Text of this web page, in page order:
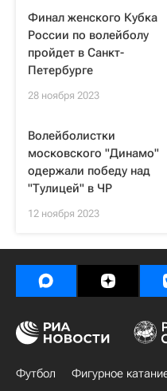
Финал женского Кубка
России по волейболу
пройдет в Санкт-
Петербурге
28 ноября 2023
Волейболистки
московского "Динамо"
одержали победу над
"Тулицей" в ЧР
12 ноября 2023
Футбол Фигурное